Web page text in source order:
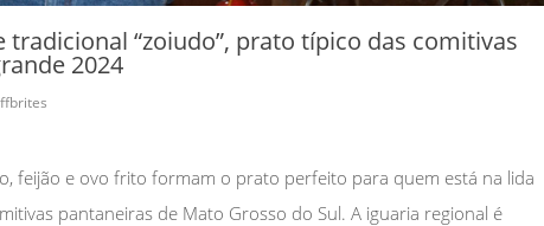
“zoiudo”, prato típico das comitivas
2024
ffbrites
feijão e ovo frito formam o prato perfeito para quem está na lida
pantaneiras de Mato Grosso do Sul. A iguaria regional é